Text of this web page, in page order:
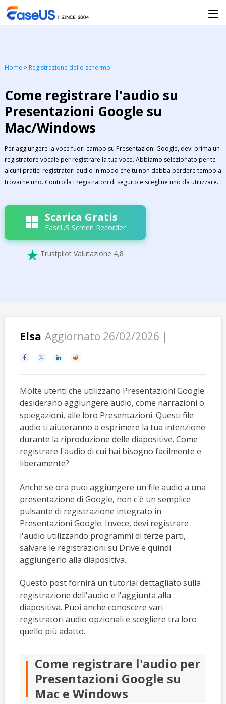
Home > Registrazione dello schermo
Come registrare l'audio su
Presentazioni Google su
Mac/Windows
Per aggiungere la voce fuori campo su Presentazioni Google, devi prima un
registratore vocale per registrare la tua voce. Abbiamo selezionato per te
alcuni pratici registratori audio in modo che tu non debba perdere tempo a
trovarne uno. Controlla i registratori di seguito e scegline uno da utilizzare.
Scarica Gratis
EaseUS Screen Recorder
 Trustpilot Valutazione 4,8
Elsa Aggiornato 26/02/2026 |
   
Molte utenti che utilizzano Presentazioni Google
desiderano aggiungere audio, come narrazioni o
spiegazioni, alle loro Presentazioni. Questi file
audio ti aiuteranno a esprimere la tua intenzione
durante la riproduzione delle diapositive. Come
registrare l'audio di cui hai bisogno facilmente e
liberamente?
Anche se ora puoi aggiungere un file audio a una
presentazione di Google, non c'è un semplice
pulsante di registrazione integrato in
Presentazioni Google. Invece, devi registrare
l'audio utilizzando programmi di terze parti,
salvare le registrazioni su Drive e quindi
aggiungerlo alla diapositiva.
Questo post fornirà un tutorial dettagliato sulla
registrazione dell'audio e l'aggiunta alla
diapositiva. Puoi anche conoscere vari
registratori audio opzionali e scegliere tra loro
quello più adatto.
Come registrare l'audio per
Presentazioni Google su
Mac e Windows